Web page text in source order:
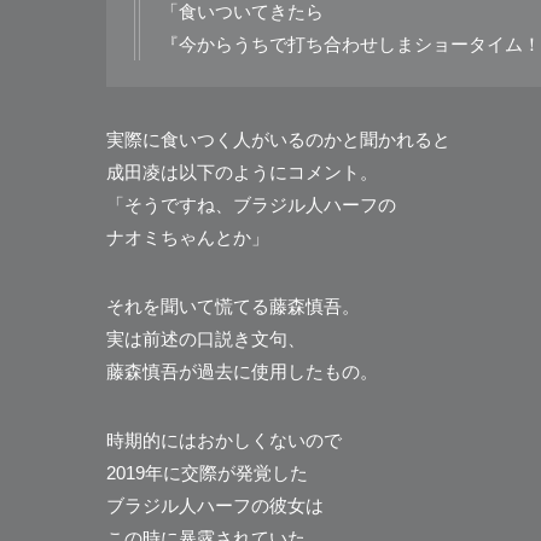
「食いついてきたら
『今からうちで打ち合わせしまショータイム
実際に食いつく人がいるのかと聞かれると
成田凌は以下のようにコメント。
「そうですね、ブラジル人ハーフの
ナオミちゃんとか」
それを聞いて慌てる藤森慎吾。
実は前述の口説き文句、
藤森慎吾が過去に使用したもの。
時期的にはおかしくないので
2019年に交際が発覚した
ブラジル人ハーフの彼女は